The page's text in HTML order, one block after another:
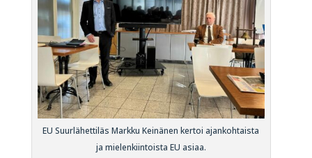
EU Suurlähettiläs Markku Keinänen kertoi ajankohtaista
ja mielenkiintoista EU asiaa.